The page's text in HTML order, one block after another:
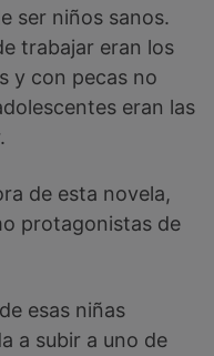
ser niños sanos.
trabajar eran los
y con pecas no
eran las
de esta novela,
protagonistas de
esas niñas
a subir a uno de